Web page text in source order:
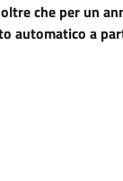
che per un
automatico a